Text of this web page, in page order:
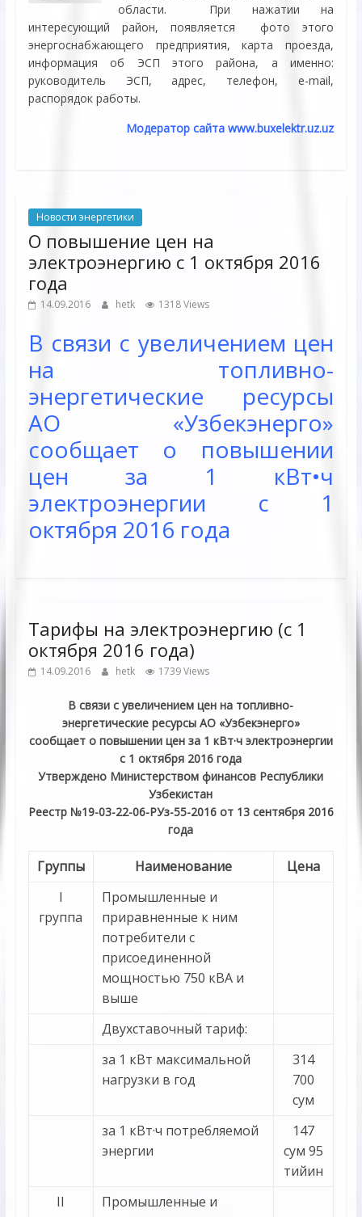
области. При нажатии на
интересующий район, появляется фото этого
энергоснабжающего предприятия, карта проезда,
информация об ЭСП этого района, а именно:
руководитель ЭСП, адрес, телефон, e-mail,
распорядок работы.
Модератор сайта www.buxelektr.uz.uz
Новости энергетики
О повышение цен на
электроэнергию с 1 октября 2016
года
14.09.2016 hetk 1318 Views
В связи с увеличением цен
на топливно-
энергетические ресурсы
АО «Узбекэнерго»
сообщает о повышении
цен за 1 кВт•ч
электроэнергии с 1
октября 2016 года
Тарифы на электроэнергию (с 1
октября 2016 года)
14.09.2016 hetk 1739 Views
В связи с увеличением цен на топливно-
энергетические ресурсы АО «Узбекэнерго»
сообщает о повышении цен за 1 кВт·ч электроэнергии
с 1 октября 2016 года
Утверждено Министерством финансов Республики
Узбекистан
Реестр №19-03-22-06-РУз-55-2016 от 13 сентября 2016
года
Группы Наименование
Цена
I
группа
Промышленные и
приравненные к ним
потребители с
присоединенной
мощностью 750 кВА и
выше
Двухставочный тариф:
за 1 кВт максимальной
нагрузки в год
314
700
сум
за 1 кВт·ч потребляемой
энергии
147
сум 95
тийин
II
Промышленные и